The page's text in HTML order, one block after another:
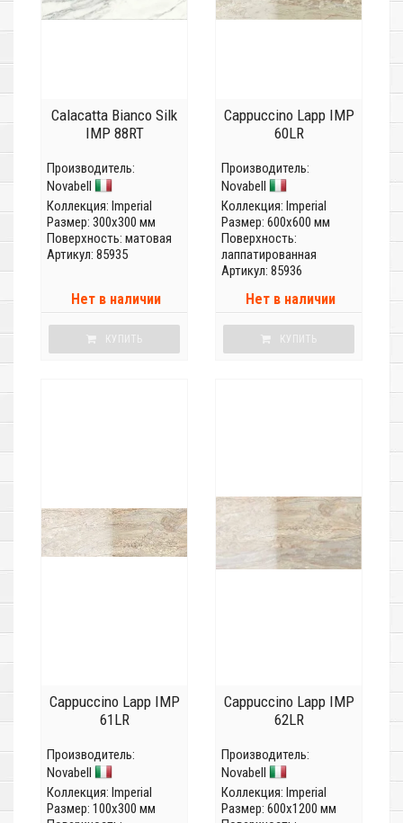
Calacatta Bianco Silk
IMP 88RT
Производитель:
Novabell
Коллекция: Imperial
Размер: 300x300 мм
Поверхность: матовая
Артикул: 85935
Нет в наличии
КУПИТЬ
Cappuccino Lapp IMP
60LR
Производитель:
Novabell
Коллекция: Imperial
Размер: 600x600 мм
Поверхность:
лаппатированная
Артикул: 85936
Нет в наличии
КУПИТЬ
Cappuccino Lapp IMP
61LR
Производитель:
Novabell
Коллекция: Imperial
Размер: 100x300 мм
Cappuccino Lapp IMP
62LR
Производитель:
Novabell
Коллекция: Imperial
Размер: 600x1200 мм